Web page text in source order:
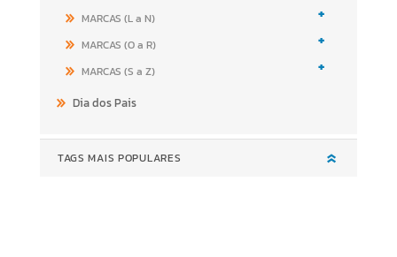
MARCAS (L a N)
+
MARCAS (O a R) +
MARCAS (S a Z) +
Dia dos Pais
TAGS MAIS POPULARES